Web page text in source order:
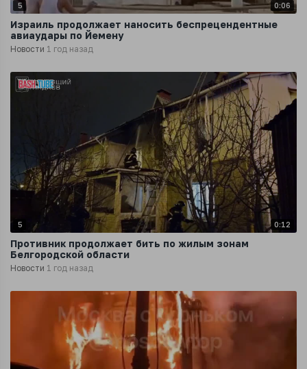
5 0:06
Израиль продолжает наносить беспрецендентные
авиаудары по Йемену
Новости 1 год назад
5 0:12
Противник продолжает бить по жилым зонам
Белгородской области
Новости 1 год назад